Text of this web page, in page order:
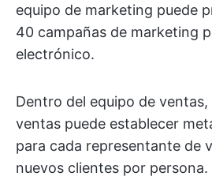
equipo de marketing puede
40 campañas de marketing
electrónico.
Dentro del equipo de
ventas puede establecer
para cada representante de
nuevos clientes por